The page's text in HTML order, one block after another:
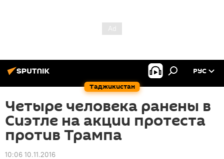
Таджикистан
РУС
Четыре человека ранены в
Сиэтле на акции протеста
против Трампа
10:06 10.11.2016